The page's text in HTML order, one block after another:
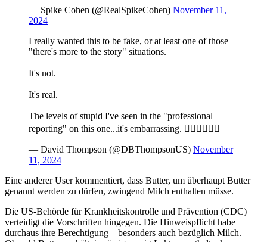
— Spike Cohen (@RealSpikeCohen) November 11,
2024
I really wanted this to be fake, or at least one of those
"there's more to the story" situations.
It's not.
It's real.
The levels of stupid I've seen in the "professional
reporting" on this one...it's embarrassing. 🤦‍♂️🤦‍♂️🤦‍♂️
— David Thompson (@DBThompsonUS) November
11, 2024
Eine anderer User kommentiert, dass Butter, um überhaupt Butter
genannt werden zu dürfen, zwingend Milch enthalten müsse.
Die US-Behörde für Krankheitskontrolle und Prävention (CDC)
verteidigt die Vorschriften hingegen. Die Hinweispflicht habe
durchaus ihre Berechtigung – besonders auch bezüglich Milch.